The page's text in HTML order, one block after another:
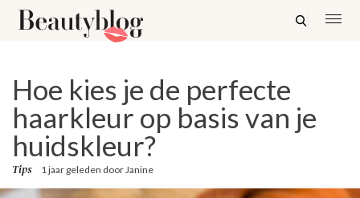
Hoe kies je de perfecte
haarkleur op basis van je
huidskleur?
Tips 1 jaar geleden doorJanine